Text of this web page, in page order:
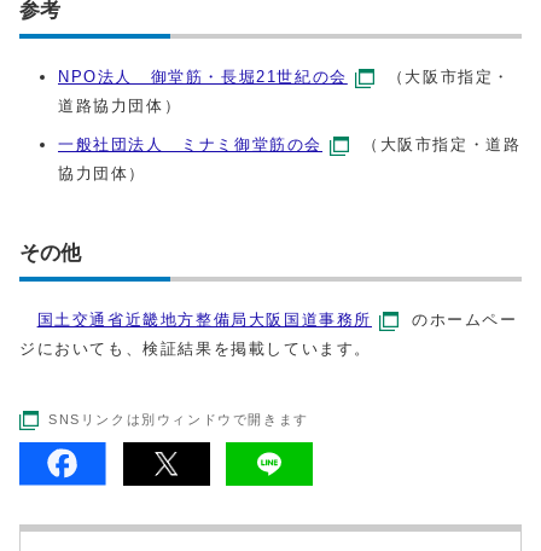
参考
NPO法人 御堂筋・長堀21世紀の会
（大阪市指定・
道路協力団体）
一般社団法人 ミナミ御堂筋の会
（大阪市指定・道路
協力団体）
その他
国土交通省近畿地方整備局大阪国道事務所
のホームペー
ジにおいても、検証結果を掲載しています。
SNSリンクは別ウィンドウで開きます